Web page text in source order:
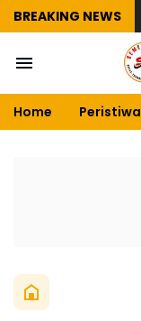
BREAKING NEWS
Home Peristiwa